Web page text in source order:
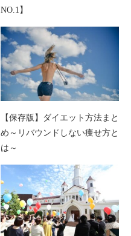
NO.1】
【保存版】ダイエット方法まと
め～リバウンドしない痩せ方と
は～